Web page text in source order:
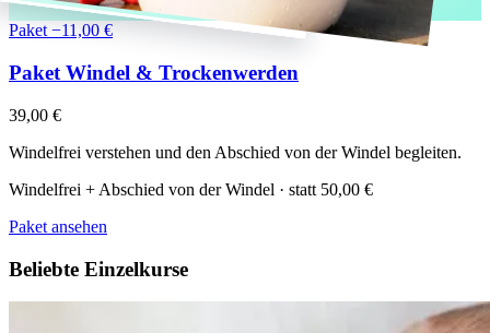
Paket−11,00 €
Paket Windel & Trockenwerden
39,00 €
Windelfrei verstehen und den Abschied von der Windel begleiten.
Windelfrei + Abschied von der Windel · statt 50,00 €
Paket ansehen
Beliebte Einzelkurse